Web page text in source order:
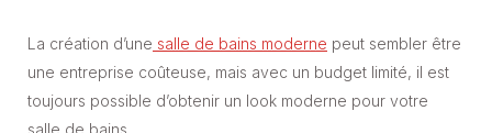
La création d’une salle de bains moderne peut sembler être
une entreprise coûteuse, mais avec un budget limité, il est
toujours possible d’obtenir un look moderne pour votre
salle de bains.